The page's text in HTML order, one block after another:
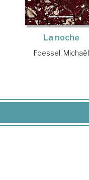
La noche
Foessel, Michaël